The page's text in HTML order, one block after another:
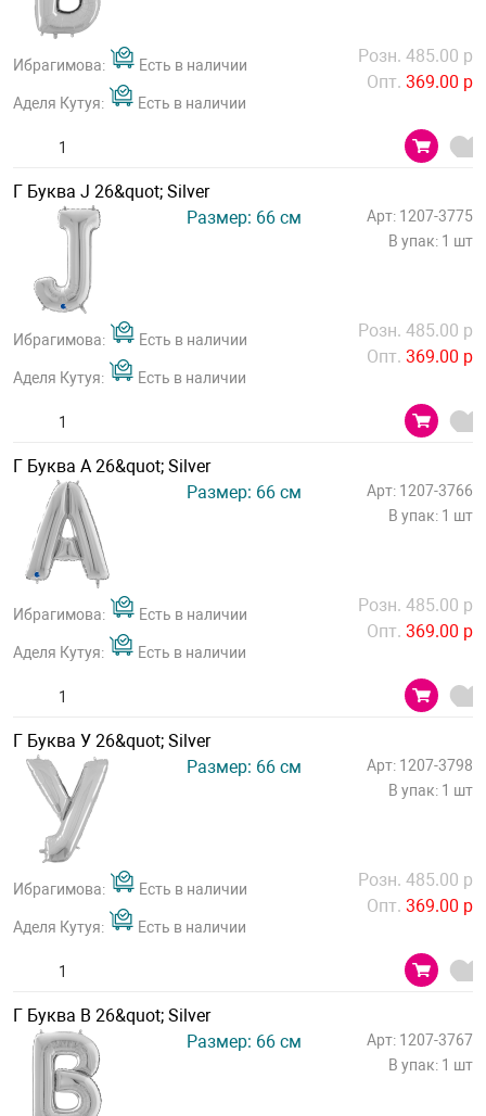
Ибрагимова: Есть в наличии
Аделя Кутуя: Есть в наличии
Розн. 485.00 р
Опт. 369.00 р
Г Буква J 26&quot; Silver
Размер: 66 см
Арт: 1207-3775
В упак: 1 шт
Ибрагимова: Есть в наличии
Аделя Кутуя: Есть в наличии
Розн. 485.00 р
Опт. 369.00 р
Г Буква А 26&quot; Silver
Размер: 66 см
Арт: 1207-3766
В упак: 1 шт
Ибрагимова: Есть в наличии
Аделя Кутуя: Есть в наличии
Розн. 485.00 р
Опт. 369.00 р
Г Буква У 26&quot; Silver
Размер: 66 см
Арт: 1207-3798
В упак: 1 шт
Ибрагимова: Есть в наличии
Аделя Кутуя: Есть в наличии
Розн. 485.00 р
Опт. 369.00 р
Г Буква В 26&quot; Silver
Размер: 66 см
Арт: 1207-3767
В упак: 1 шт